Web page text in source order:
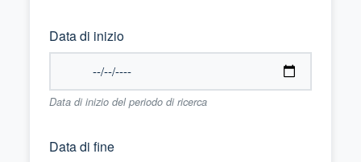
Data di inizio
Data di inizio del periodo di ricerca
Data di fine